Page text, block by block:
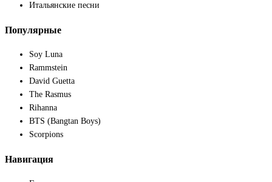
Итальянские песни
Популярные
Soy Luna
Rammstein
David Guetta
The Rasmus
Rihanna
BTS (Bangtan Boys)
Scorpions
Навигация